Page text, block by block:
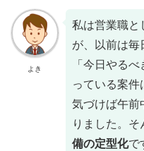
よき
私は営業職と
が、以前は毎
「今日やる
っている案件
気づけば午前
りました。
備の定型化で